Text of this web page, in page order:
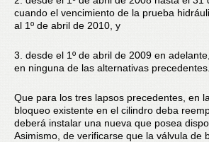
cuando el vencimiento de la prueba
al 1º de abril de 2010, y
3. desde el 1º de abril de 2009 en
en ninguna de las alternativas precedentes.
Que para los tres lapsos precedentes, en
bloqueo existente en el cilindro deba
deberá instalar una nueva que posea
Asimismo, de verificarse que la válvula de